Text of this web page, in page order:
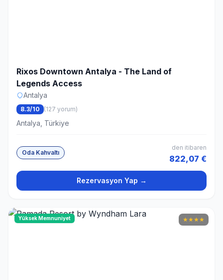
Rixos Downtown Antalya - The Land of
Legends Access
Antalya
8.3/10 (127 yorum)
Antalya, Türkiye
Oda Kahvaltı
den itibaren
822,07 €
Rezervasyon Yap →
Yüksek Memnuniyet ★★★★